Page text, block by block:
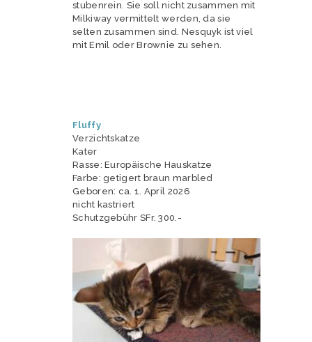
stubenrein. Sie soll nicht zusammen mit
Milkiway vermittelt werden, da sie
selten zusammen sind. Nesquyk ist viel
mit Emil oder Brownie zu sehen.
Fluffy
Verzichtskatze
Kater
Rasse: Europäische Hauskatze
Farbe: getigert braun marbled
Geboren: ca. 1. April 2026
nicht kastriert
Schutzgebühr SFr. 300.-